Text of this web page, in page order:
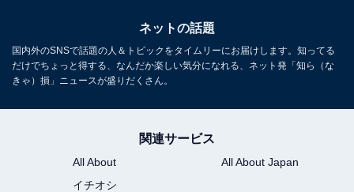
ネットの話題
国内外のSNSで話題の人＆トピックをタイムリーにお届けします。知ってる
だけでちょっと得する、なんだか楽しい気分になれる、ネット発「知ら（な
きゃ）損」ニュースが盛りだくさん。
関連サービス
All About
All About Japan
イチオシ